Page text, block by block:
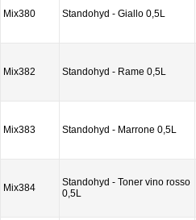
Mix380 Standohyd - Giallo 0,5L
Mix382 Standohyd - Rame 0,5L
Mix383 Standohyd - Marrone 0,5L
Mix384
Standohyd - Toner vino rosso
0,5L